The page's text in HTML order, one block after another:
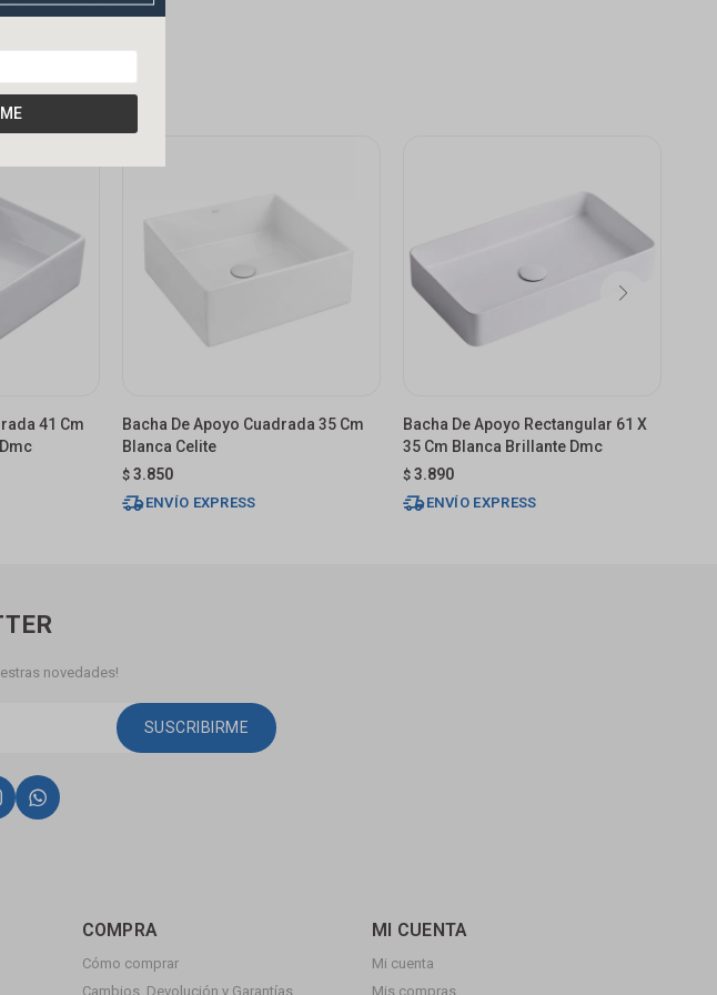
41 Cm
Bacha De Apoyo Cuadrada 35 Cm
Blanca Celite
$ 3.850
ENVÍO EXPRESS
Bacha De Apoyo Rectangular 61 X
35 Cm Blanca Brillante Dmc
$ 3.890
ENVÍO EXPRESS
COMPRA
Cómo comprar
Cambios, Devolución y Garantías
MI CUENTA
Mi cuenta
Mis compras
novedades!
SUSCRIBIRME
